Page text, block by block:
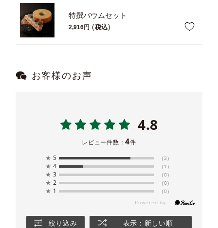
特撰バウムセット
2,916 税込
お客様のお声
4.8
レビュー件数：4件
★ 5 (3)
★ 4 (1)
★ 3 (0)
★ 2 (0)
★ 1 (0)
絞り込み 表示：新しい順